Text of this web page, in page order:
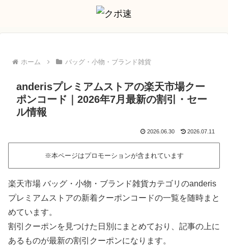
ホーム バッグ・小物・ブランド雑貨
anderisプレミアムストアの楽天市場クー
ポンコード｜2026年7月最新の割引・セー
ル情報
2026.06.30 2026.07.11
※本ページはプロモーションが含まれています
楽天市場 バッグ・小物・ブランド雑貨カテゴリのanderis
プレミアムストアの新着クーポンコードの一覧を随時まと
めています。
割引クーポンを見つけた日別にまとめており、記事の上に
あるものが最新の割引クーポンになります。